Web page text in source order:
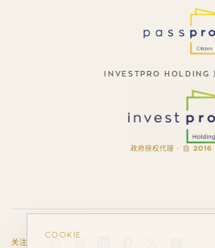
INVESTPRO HOLDING
政府授权代理 · 自 2016
关注我们
COOKIE